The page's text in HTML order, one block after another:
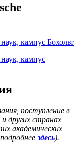
кампус Бохольт
кампус
поступление в
и других странах
академических
здесь).